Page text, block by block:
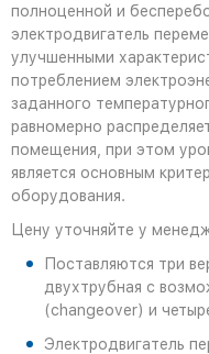
полноценной и
электродвигатель
улучшенными
потреблением
заданного
равномерно
помещения, при этом
является основным
оборудования.
Цену уточняйте у
Поставляются три
двухтрубная с
(changeover) и
Электродвигатель